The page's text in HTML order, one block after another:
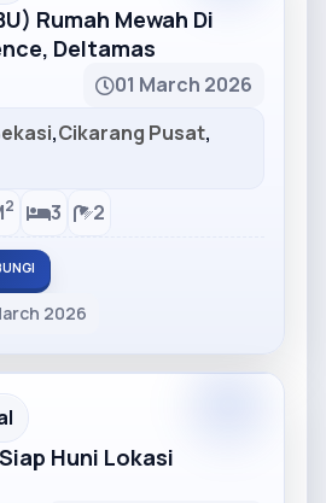
Rumah Mewah Di
Deltamas
01 March 2026
,Cikarang Pusat,
2 3 2
2026
Huni Lokasi